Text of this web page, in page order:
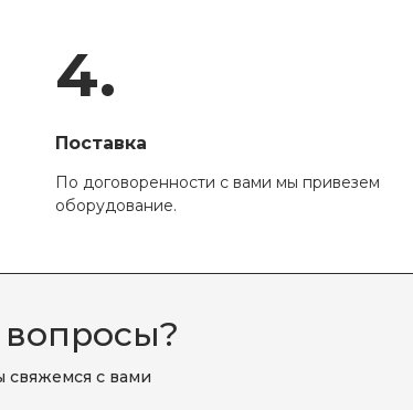
4.
Поставка
По договоренности с вами мы привезем
оборудование.
свяжемся с вами